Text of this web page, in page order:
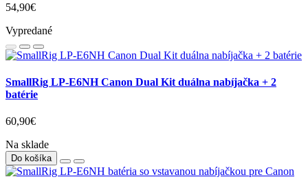
54,90€
Vypredané
SmallRig LP-E6NH Canon Dual Kit duálna nabíjačka + 2
batérie
60,90€
Na sklade
Do košíka